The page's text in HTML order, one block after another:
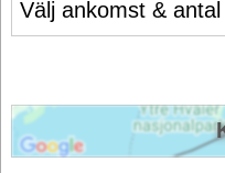
Välj ankomst &